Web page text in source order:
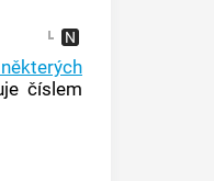
číslem